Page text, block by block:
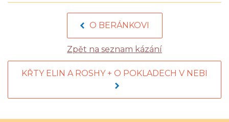
O BERÁNKOVI
Zpět na seznam kázání
KŘTY ELIN A ROSHY + O POKLADECH V NEBI